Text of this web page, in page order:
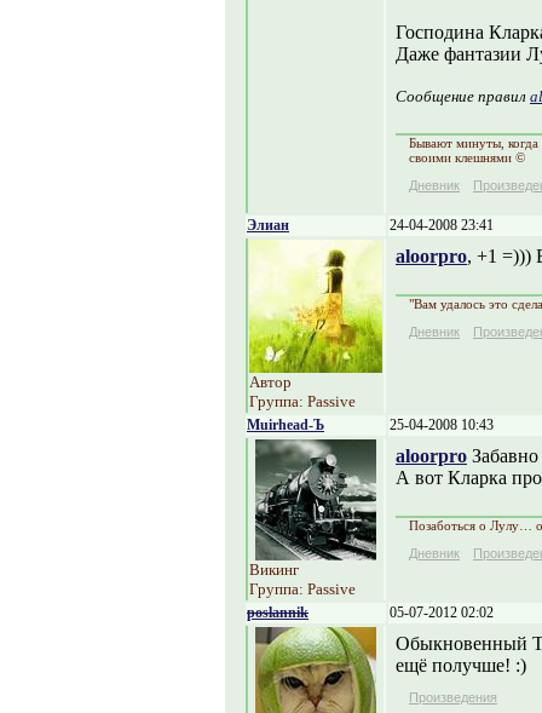
Господина
Даже фантазии
Сообщение правил
Бывают минуты, когда
своими клешнями ©
Дневник
Элиан 24-04-2008 23:41
Автор
Группа: Passive
aloorpro, +1 =)))
"Вам удалось это
Дневник
Muirhead-Ъ 25-04-2008 10:43
Викинг
Группа: Passive
aloorpro
А вот Кларка
Позаботься о Лулу…
Дневник
poslannik 05-07-2012 02:02
Обыкновенный
ещё получше! :)
Произведения